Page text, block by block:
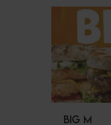
BIG M